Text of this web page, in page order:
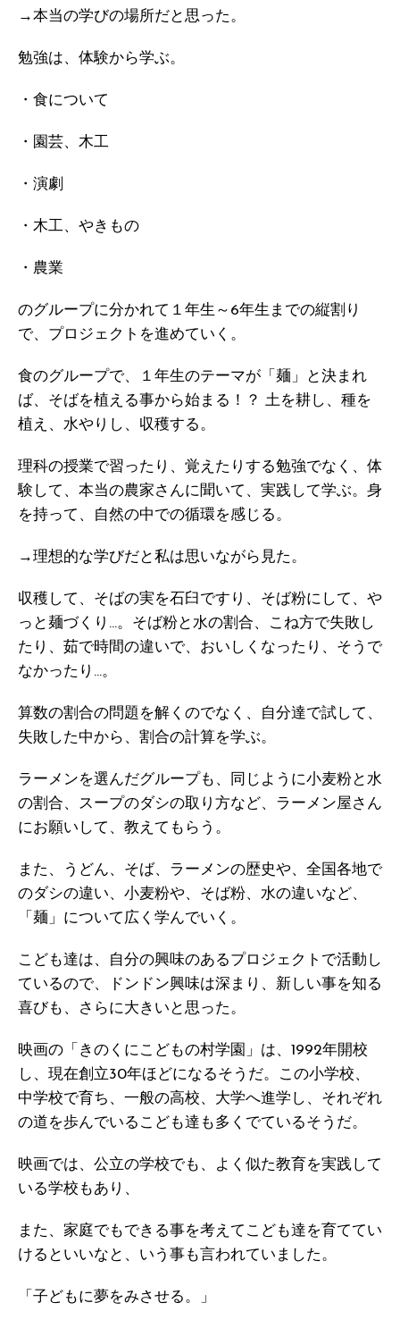
→本当の学びの場所だと思った。
勉強は、体験から学ぶ。
・食について
・園芸、木工
・演劇
・木工、やきもの
・農業
のグループに分かれて１年生～6年生までの縦割り
で、プロジェクトを進めていく。
食のグループで、１年生のテーマが「麺」と決まれ
ば、そばを植える事から始まる！？ 土を耕し、種を
植え、水やりし、収穫する。
理科の授業で習ったり、覚えたりする勉強でなく、体
験して、本当の農家さんに聞いて、実践して学ぶ。身
を持って、自然の中での循環を感じる。
→理想的な学びだと私は思いながら見た。
収穫して、そばの実を石臼ですり、そば粉にして、や
っと麺づくり…。そば粉と水の割合、こね方で失敗し
たり、茹で時間の違いで、おいしくなったり、そうで
なかったり…。
算数の割合の問題を解くのでなく、自分達で試して、
失敗した中から、割合の計算を学ぶ。
ラーメンを選んだグループも、同じように小麦粉と水
の割合、スープのダシの取り方など、ラーメン屋さん
にお願いして、教えてもらう。
また、うどん、そば、ラーメンの歴史や、全国各地で
のダシの違い、小麦粉や、そば粉、水の違いなど、
「麺」について広く学んでいく。
こども達は、自分の興味のあるプロジェクトで活動し
ているので、ドンドン興味は深まり、新しい事を知る
喜びも、さらに大きいと思った。
映画の「きのくにこどもの村学園」は、1992年開校
し、現在創立30年ほどになるそうだ。この小学校、
中学校で育ち、一般の高校、大学へ進学し、それぞれ
の道を歩んでいるこども達も多くでているそうだ。
映画では、公立の学校でも、よく似た教育を実践して
いる学校もあり、
また、家庭でもできる事を考えてこども達を育ててい
けるといいなと、いう事も言われていました。
「子どもに夢をみさせる。」